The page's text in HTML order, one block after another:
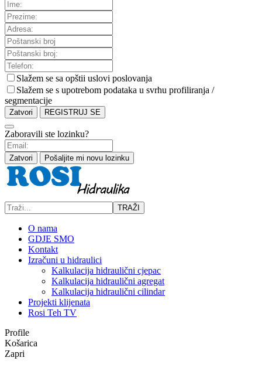
Slažem se sa opštii uslovi poslovanja
Slažem se s upotrebom podataka u svrhu profiliranja /
segmentacije
Zatvori REGISTRUJ SE
Zaboravili ste lozinku?
Zatvori Pošaljite mi novu lozinku
TRAŽI
O nama
GDJE SMO
Kontakt
Izračuni u hidraulici
Kalkulacija hidraulični cjepac
Kalkulacija hidraulični agregat
Kalkulacija hidraulični cilindar
Projekti klijenata
Rosi Teh TV
Profile
Košarica
Zapri